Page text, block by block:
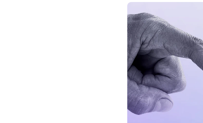
¿Qué es el